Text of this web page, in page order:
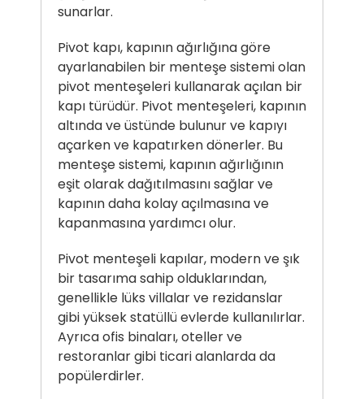
sunarlar.
Pivot kapı, kapının ağırlığına göre
ayarlanabilen bir menteşe sistemi olan
pivot menteşeleri kullanarak açılan bir
kapı türüdür. Pivot menteşeleri, kapının
altında ve üstünde bulunur ve kapıyı
açarken ve kapatırken dönerler. Bu
menteşe sistemi, kapının ağırlığının
eşit olarak dağıtılmasını sağlar ve
kapının daha kolay açılmasına ve
kapanmasına yardımcı olur.
Pivot menteşeli kapılar, modern ve şık
bir tasarıma sahip olduklarından,
genellikle lüks villalar ve rezidanslar
gibi yüksek statüllü evlerde kullanılırlar.
Ayrıca ofis binaları, oteller ve
restoranlar gibi ticari alanlarda da
popülerdirler.